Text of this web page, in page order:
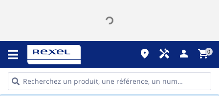
place handyman person shopping_cart0